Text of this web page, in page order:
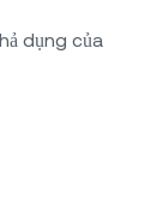
dụng của